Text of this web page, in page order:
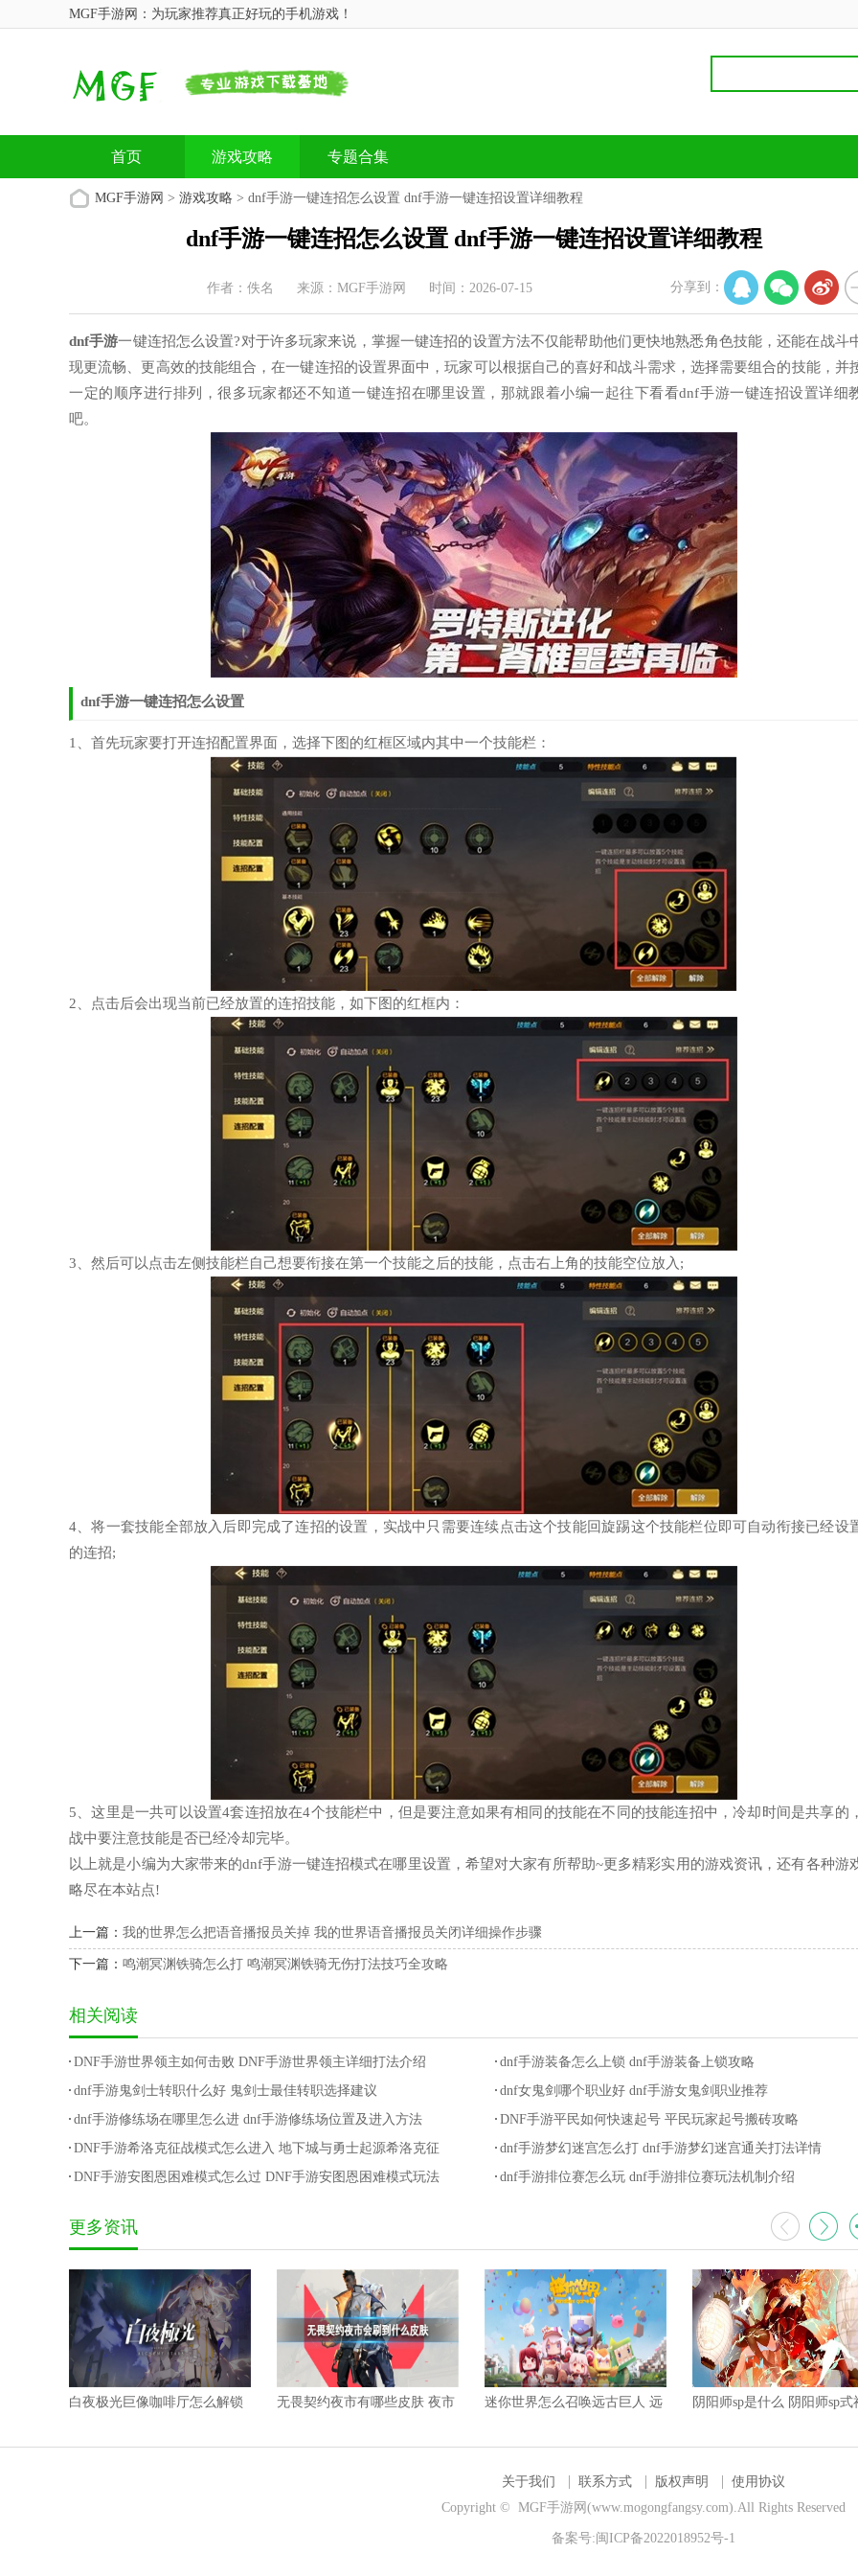
MGF手游网：为玩家推荐真正好玩的手机游戏！
首页 游戏攻略 专题合集
MGF手游网 > 游戏攻略 > dnf手游一键连招怎么设置 dnf手游一键连招设置详细教程
dnf手游一键连招怎么设置 dnf手游一键连招设置详细教程
作者：佚名 来源：MGF手游网 时间：2026-07-15
dnf手游一键连招怎么设置?对于许多玩家来说，掌握一键连招的设置方法不仅能帮助他们更快地熟悉角色技能，还能在战斗
现更流畅、更高效的技能组合，在一键连招的设置界面中，玩家可以根据自己的喜好和战斗需求，选择需要组合的技能，并
一定的顺序进行排列，很多玩家都还不知道一键连招在哪里设置，那就跟着小编一起往下看看dnf手游一键连招设置详细
吧。
dnf手游一键连招怎么设置
1、首先玩家要打开连招配置界面，选择下图的红框区域内其中一个技能栏：
2、点击后会出现当前已经放置的连招技能，如下图的红框内：
3、然后可以点击左侧技能栏自己想要衔接在第一个技能之后的技能，点击右上角的技能空位放入;
4、将一套技能全部放入后即完成了连招的设置，实战中只需要连续点击这个技能回旋踢这个技能栏位即可自动衔接已经设
的连招;
5、这里是一共可以设置4套连招放在4个技能栏中，但是要注意如果有相同的技能在不同的技能连招中，冷却时间是共享的
战中要注意技能是否已经冷却完毕。
以上就是小编为大家带来的dnf手游一键连招模式在哪里设置，希望对大家有所帮助~更多精彩实用的游戏资讯，还有各种游
略尽在本站点!
分享到：
上一篇： 我的世界怎么把语音播报员关掉 我的世界语音播报员关闭详细操作步骤
下一篇： 鸣潮冥渊铁骑怎么打 鸣潮冥渊铁骑无伤打法技巧全攻略
相关阅读
DNF手游世界领主如何击败 DNF手游世界领主详细打法介绍
dnf手游装备怎么上锁 dnf手游装备上锁攻略
dnf手游鬼剑士转职什么好 鬼剑士最佳转职选择建议
dnf女鬼剑哪个职业好 dnf手游女鬼剑职业推荐
dnf手游修练场在哪里怎么进 dnf手游修练场位置及进入方法
DNF手游平民如何快速起号 平民玩家起号搬砖攻略
DNF手游希洛克征战模式怎么进入 地下城与勇士起源希洛克征
战模式开启方法
dnf手游梦幻迷宫怎么打 dnf手游梦幻迷宫通关打法详情
DNF手游安图恩困难模式怎么过 DNF手游安图恩困难模式玩法
dnf手游排位赛怎么玩 dnf手游排位赛玩法机制介绍
更多资讯
白夜极光巨像咖啡厅怎么解锁
无畏契约夜市有哪些皮肤 夜市
迷你世界怎么召唤远古巨人 远
阴阳师sp是什么 阴阳师sp式
关于我们 联系方式 版权声明
使用协议
Copyright © MGF手游网(www.mogongfangsy.com).All Rights Reserved
备案号:闽ICP备2022018952号-1